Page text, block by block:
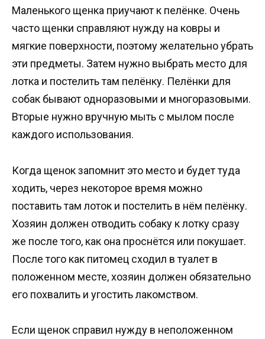
Маленького щенка приучают к пелёнке. Очень
часто щенки справляют нужду на ковры и
мягкие поверхности, поэтому желательно убрать
эти предметы. Затем нужно выбрать место для
лотка и постелить там пелёнку. Пелёнки для
собак бывают одноразовыми и многоразовыми.
Вторые нужно вручную мыть с мылом после
каждого использования.
Когда щенок запомнит это место и будет туда
ходить, через некоторое время можно
поставить там лоток и постелить в нём пелёнку.
Хозяин должен отводить собаку к лотку сразу
же после того, как она проснётся или покушает.
После того как питомец сходил в туалет в
положенном месте, хозяин должен обязательно
его похвалить и угостить лакомством.
Если щенок справил нужду в неположенном